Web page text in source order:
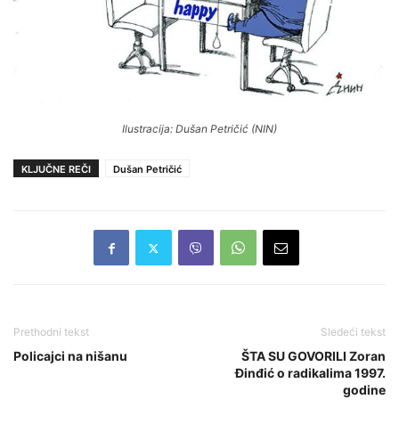
Ilustracija: Dušan Petričić (NIN)
KLJUČNE REČI Dušan Petričić
Prethodni tekst
Policajci na nišanu
Sledeći tekst
ŠTA SU GOVORILI Zoran
Đinđić o radikalima 1997.
godine